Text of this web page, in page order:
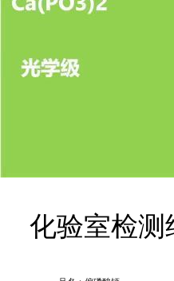
化验室检测